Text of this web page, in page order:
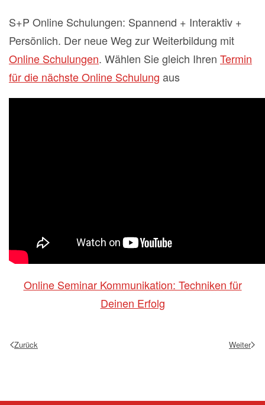
S+P Online Schulungen: Spannend + Interaktiv +
Persönlich. Der neue Weg zur Weiterbildung mit
Online Schulungen. Wählen Sie gleich Ihren Termin
für die nächste Online Schulung aus
Online Seminar Kommunikation: Techniken für
Deinen Erfolg
Zurück Weiter